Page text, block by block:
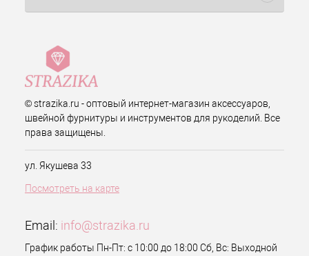
© strazika.ru - оптовый интернет-магазин аксессуаров,
швейной фурнитуры и инструментов для рукоделий. Все
права защищены.
ул. Якушева 33
Посмотреть на карте
Email: info@strazika.ru
График работы Пн-Пт: с 10:00 до 18:00 Сб, Вс: Выходной